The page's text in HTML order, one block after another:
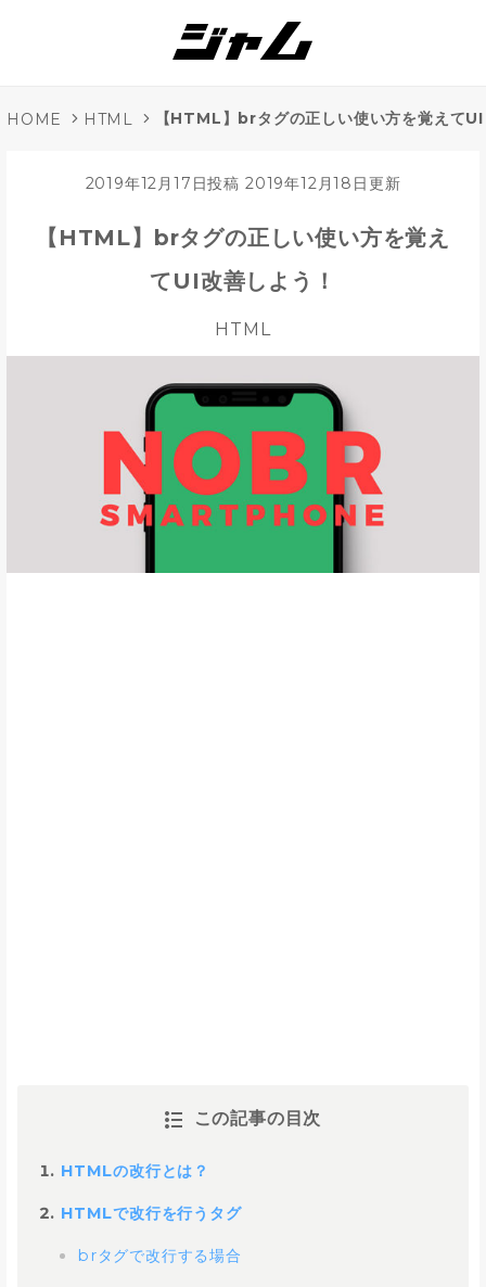
HOME HTML 【HTML】brタグの正しい使い方を覚えて
2019年12月17日投稿 2019年12月18日更新
【HTML】brタグの正しい使い方を覚え
てUI改善しよう！
HTML
この記事の目次
HTMLの改行とは？
HTMLで改行を行うタグ
brタグで改行する場合